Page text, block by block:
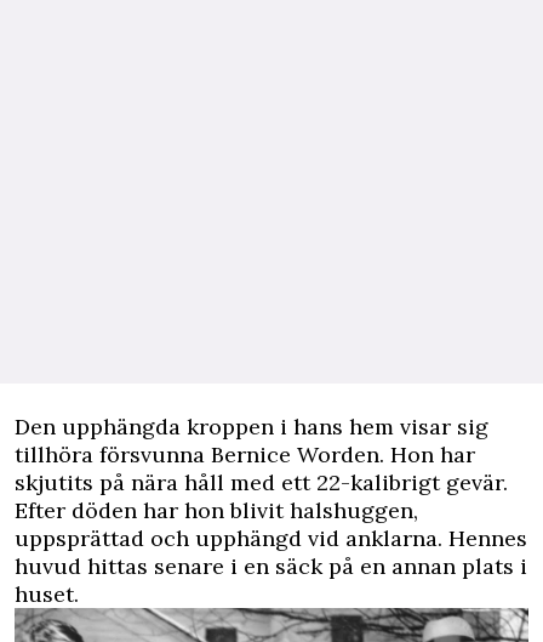
Den upphängda kroppen i hans hem visar sig
tillhöra försvunna Bernice Worden. Hon har
skjutits på nära håll med ett 22-kalibrigt gevär.
Efter döden har hon blivit halshuggen,
uppsprättad och upphängd vid anklarna. Hennes
huvud hittas senare i en säck på en annan plats i
huset.